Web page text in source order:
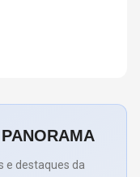
e destaques da